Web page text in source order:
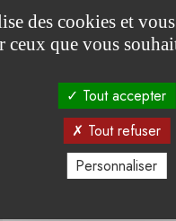
des cookies et
ceux que vous
Tout accepter
Tout refuser
Personnaliser